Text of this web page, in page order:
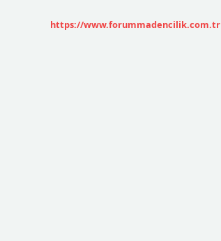
https://www.forummadencilik.com.tr